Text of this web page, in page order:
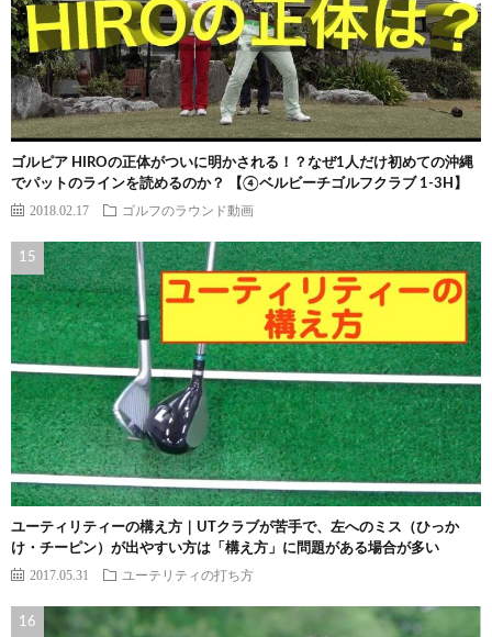
ゴルピア HIROの正体がついに明かされる！？なぜ1人だけ初めての沖縄
でパットのラインを読めるのか？ 【④ベルビーチゴルフクラブ 1-3H】
2018.02.17 ゴルフのラウンド動画
ユーティリティーの構え方｜UTクラブが苦手で、左へのミス（ひっか
け・チーピン）が出やすい方は「構え方」に問題がある場合が多い
2017.05.31 ユーテリティの打ち方